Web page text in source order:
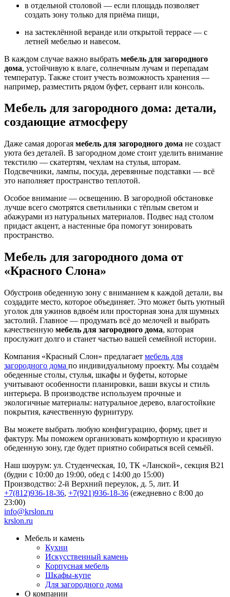
в отдельной столовой — если площадь позволяет
создать зону только для приёма пищи,
на застеклённой веранде или открытой террасе — с
летней мебелью и навесом.
В каждом случае важно выбрать мебель для загородного
дома, устойчивую к влаге, солнечным лучам и перепадам
температур. Также стоит учесть возможность хранения —
например, разместить рядом буфет, сервант или консоль.
Мебель для загородного дома: детали,
создающие атмосферу
Даже самая дорогая мебель для загородного дома не создаст
уюта без деталей. В загородном доме стоит уделить внимание
текстилю — скатертям, чехлам на стулья, шторам.
Подсвечники, лампы, посуда, деревянные подставки — всё
это наполняет пространство теплотой.
Особое внимание — освещению. В загородной обстановке
лучше всего смотрятся светильники с тёплым светом и
абажурами из натуральных материалов. Подвес над столом
придаст акцент, а настенные бра помогут зонировать
пространство.
Мебель для загородного дома от
«Красного Слона»
Обустроив обеденную зону с вниманием к каждой детали, вы
создадите место, которое объединяет. Это может быть уютный
уголок для ужинов вдвоём или просторная зона для шумных
застолий. Главное — продумать всё до мелочей и выбрать
качественную мебель для загородного дома, которая
прослужит долго и станет частью вашей семейной истории.
Компания «Красный Слон» предлагает мебель для
загородного дома по индивидуальному проекту. Мы создаём
обеденные столы, стулья, шкафы и буфеты, которые
учитывают особенности планировки, ваши вкусы и стиль
интерьера. В производстве используем прочные и
экологичные материалы: натуральное дерево, влагостойкие
покрытия, качественную фурнитуру.
Вы можете выбрать любую конфигурацию, форму, цвет и
фактуру. Мы поможем организовать комфортную и красивую
обеденную зону, где будет приятно собираться всей семьёй.
Наш шоурум: ул. Студенческая, 10, ТК «Ланской», секция В21
(будни с 10:00 до 19:00, обед с 14:00 до 15:00)
Производство: 2-й Верхний переулок, д. 5, лит. И
+7(812)936-18-36, +7(921)936-18-36 (ежедневно с 8:00 до
23:00)
info@krslon.ru
krslon.ru
Мебель и камень
Кухни
Искусственный камень
Корпусная мебель
Шкафы-купе
Для загородного дома
О компании